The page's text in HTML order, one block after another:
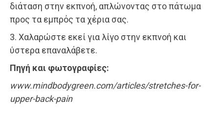
διάταση στην εκπνοή, απλώνοντας στο πάτωμα
προς τα εμπρός τα χέρια σας.
3. Χαλαρώστε εκεί για λίγο στην εκπνοή και
ύστερα επαναλάβετε.
Πηγή και φωτογραφίες:
www.mindbodygreen.com/articles/stretches-for-
upper-back-pain